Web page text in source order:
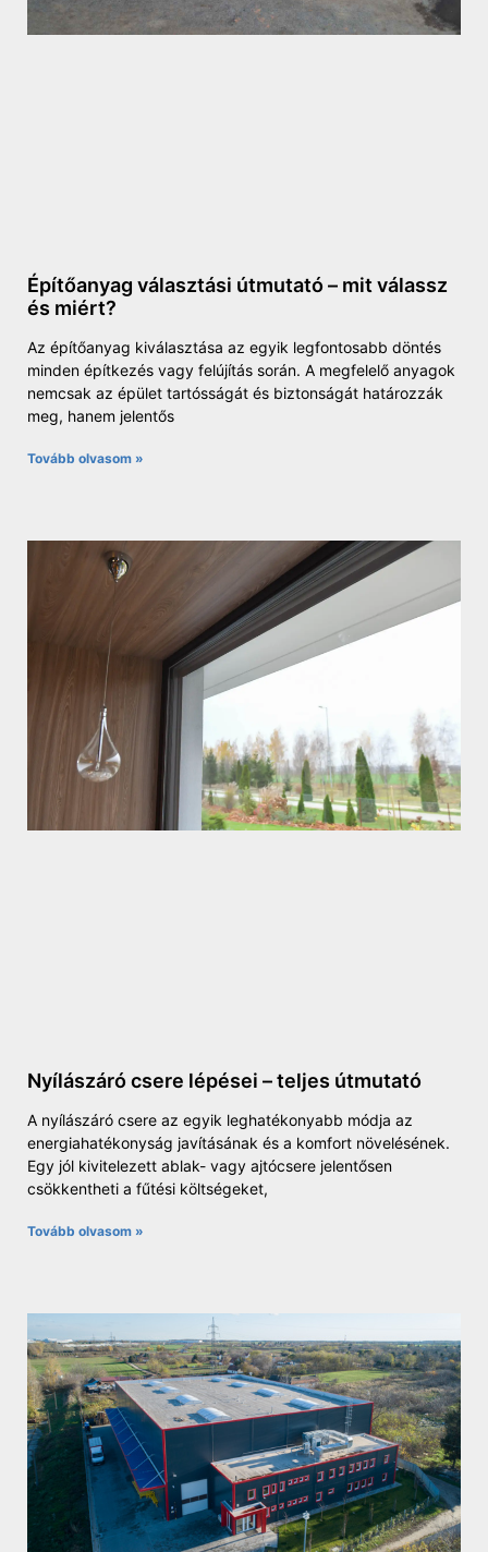
Építőanyag választási útmutató – mit válassz
és miért?
Az építőanyag kiválasztása az egyik legfontosabb döntés
minden építkezés vagy felújítás során. A megfelelő anyagok
nemcsak az épület tartósságát és biztonságát határozzák
meg, hanem jelentős
Tovább olvasom »
Nyílászáró csere lépései – teljes útmutató
A nyílászáró csere az egyik leghatékonyabb módja az
energiahatékonyság javításának és a komfort növelésének.
Egy jól kivitelezett ablak- vagy ajtócsere jelentősen
csökkentheti a fűtési költségeket,
Tovább olvasom »